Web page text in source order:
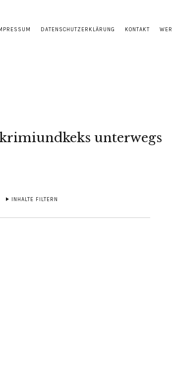
DATENSCHUTZERKLÄRUNG KONTAKT
unterwegs
INHALTE FILTERN